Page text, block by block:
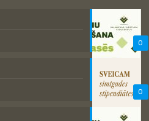
0
0